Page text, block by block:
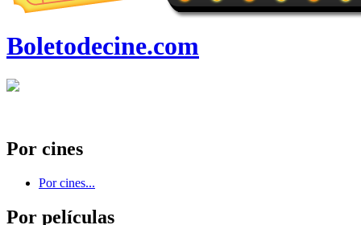
Boletodecine.com
Por cines
Por cines...
Por películas